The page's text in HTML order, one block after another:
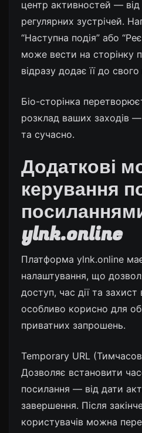
центр активностей — від
регулярних зустрічей.
“Наступна подія” або
може вести на сторінку
відразу додає її до
Біо-сторінка
розклад ваших заходів
та сучасно.
Додаткові
керування
ylnk.online
Платформа ylnk.online
налаштування, що
доступ, час дії та
особливо корисно для
приватних запрошень.
Temporary URL
Дозволяє встановити
посилання — від дати
завершення. Після
користувачів можна